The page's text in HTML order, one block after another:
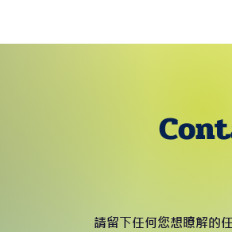
請留下任何您想瞭解的